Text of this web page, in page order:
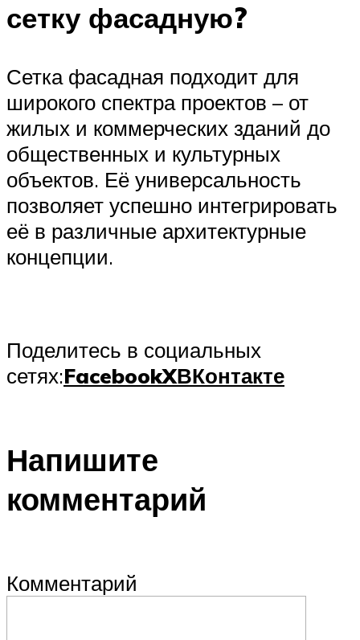
сетку фасадную?
Сетка фасадная подходит для
широкого спектра проектов – от
жилых и коммерческих зданий до
общественных и культурных
объектов. Её универсальность
позволяет успешно интегрировать
её в различные архитектурные
концепции.
Поделитесь в социальных
сетях:FacebookXВКонтакте
Напишите
комментарий
Комментарий